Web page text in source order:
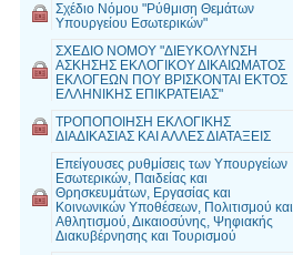
Σχέδιο Νόμου "Ρύθμιση Θεμάτων
Υπουργείου Εσωτερικών"
ΣΧΕΔΙΟ ΝΟΜΟΥ "ΔΙΕΥΚΟΛΥΝΣΗ
ΑΣΚΗΣΗΣ ΕΚΛΟΓΙΚΟΥ ΔΙΚΑΙΩΜΑΤΟΣ
ΕΚΛΟΓΕΩΝ ΠΟΥ ΒΡΙΣΚΟΝΤΑΙ ΕΚΤΟΣ
ΕΛΛΗΝΙΚΗΣ ΕΠΙΚΡΑΤΕΙΑΣ"
ΤΡΟΠΟΠΟΙΗΣΗ ΕΚΛΟΓΙΚΗΣ
ΔΙΑΔΙΚΑΣΙΑΣ ΚΑΙ ΑΛΛΕΣ ΔΙΑΤΑΞΕΙΣ
Επείγουσες ρυθμίσεις των Υπουργείων
Εσωτερικών, Παιδείας και
Θρησκευμάτων, Εργασίας και
Κοινωνικών Υποθέσεων, Πολιτισμού και
Αθλητισμού, Δικαιοσύνης, Ψηφιακής
Διακυβέρνησης και Τουρισμού